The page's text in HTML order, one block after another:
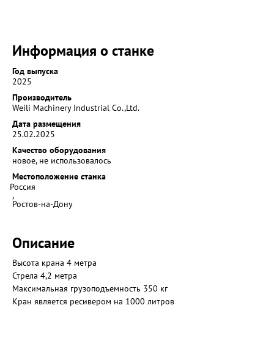
Информация о станке
Год выпуска
2025
Производитель
Weili Machinery Industrial Co.,Ltd.
Дата размещения
25.02.2025
Качество оборудования
новое, не использовалось
Местоположение станка
Россия
,
Ростов-на-Дону
Описание
Высота крана 4 метра
Стрела 4,2 метра
Максимальная грузоподъемность 350 кг
Кран является ресивером на 1000 литров